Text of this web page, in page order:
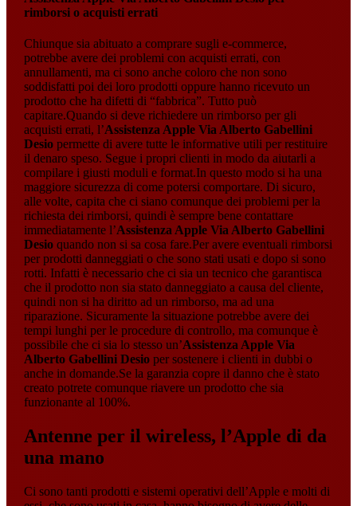
rimborsi o acquisti errati
Chiunque sia abituato a comprare sugli e-commerce,
potrebbe avere dei problemi con acquisti errati, con
annullamenti, ma ci sono anche coloro che non sono
soddisfatti poi dei loro prodotti oppure hanno ricevuto un
prodotto che ha difetti di “fabbrica”. Tutto può
capitare.Quando si deve richiedere un rimborso per gli
acquisti errati, l’Assistenza Apple Via Alberto Gabellini
Desiopermette di avere tutte le informative utili per restituire
il denaro speso. Segue i propri clienti in modo da aiutarli a
compilare i giusti moduli e format.In questo modo si ha una
maggiore sicurezza di come potersi comportare. Di sicuro,
alle volte, capita che ci siano comunque dei problemi per la
richiesta dei rimborsi, quindi è sempre bene contattare
immediatamente l’Assistenza Apple Via Alberto Gabellini
Desioquando non si sa cosa fare.Per avere eventuali rimborsi
per prodotti danneggiati o che sono stati usati e dopo si sono
rotti. Infatti è necessario che ci sia un tecnico che garantisca
che il prodotto non sia stato danneggiato a causa del cliente,
quindi non si ha diritto ad un rimborso, ma ad una
riparazione. Sicuramente la situazione potrebbe avere dei
tempi lunghi per le procedure di controllo, ma comunque è
possibile che ci sia lo stesso un’Assistenza Apple Via
Alberto Gabellini Desioper sostenere i clienti in dubbi o
anche in domande.Se la garanzia copre il danno che è stato
creato potrete comunque riavere un prodotto che sia
funzionante al 100%.
Antenne per il wireless, l’Apple di da
una mano
Ci sono tanti prodotti e sistemi operativi dell’Apple e molti di